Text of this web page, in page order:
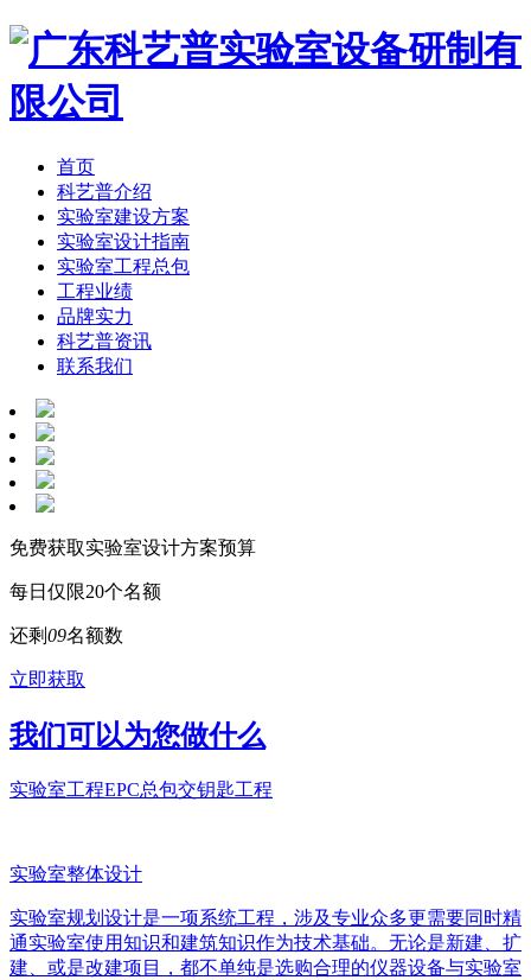
首页
科艺普介绍
实验室建设方案
实验室设计指南
实验室工程总包
工程业绩
品牌实力
科艺普资讯
联系我们
免费获取实验室设计方案预算
每日仅限20个名额
还剩09名额数
立即获取
我们可以为您做什么
实验室工程EPC总包交钥匙工程
实验室整体设计
实验室规划设计是一项系统工程，涉及专业众多更需要同时精
通实验室使用知识和建筑知识作为技术基础。无论是新建、扩
建、或是改建项目，都不单纯是选购合理的仪器设备与实验室